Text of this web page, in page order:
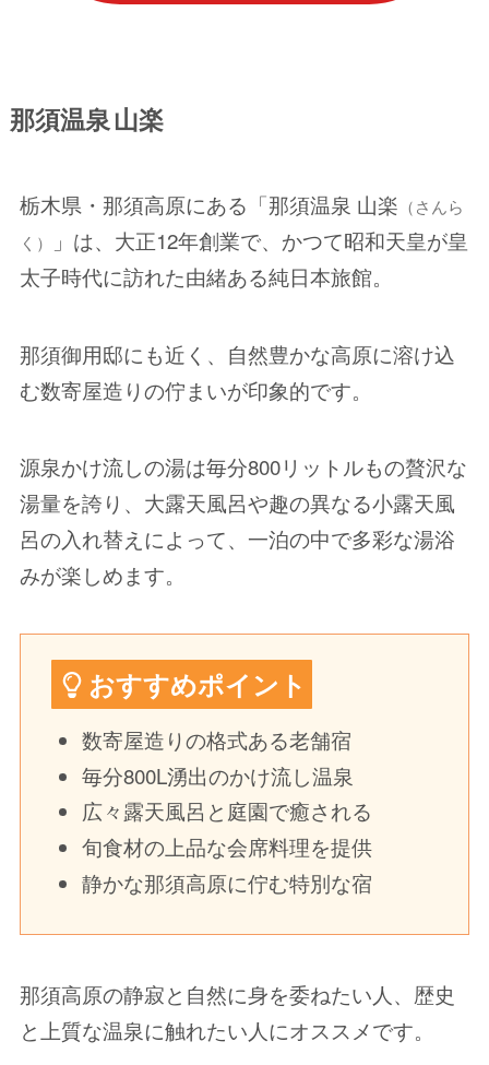
那須温泉 山楽
栃木県・那須高原にある「那須温泉 山楽 （さんら
く）
」は、大正12年創業で、かつて昭和天皇が皇
太子時代に訪れた由緒ある純日本旅館。
那須御用邸にも近く、自然豊かな高原に溶け込
む数寄屋造りの佇まいが印象的です。
源泉かけ流しの湯は毎分800リットルもの贅沢な
湯量を誇り、大露天風呂や趣の異なる小露天風
呂の入れ替えによって、一泊の中で多彩な湯浴
みが楽しめます。
おすすめポイント
数寄屋造りの格式ある老舗宿
毎分800L湧出のかけ流し温泉
広々露天風呂と庭園で癒される
旬食材の上品な会席料理を提供
静かな那須高原に佇む特別な宿
那須高原の静寂と自然に身を委ねたい人、歴史
と上質な温泉に触れたい人にオススメです。